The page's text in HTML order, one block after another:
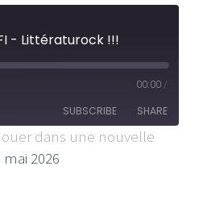
- Littératurock !!!
00:00 /
SUBSCRIBE SHARE
dans une nouvelle
2026